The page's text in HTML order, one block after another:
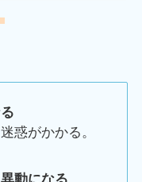
惑がかかる。